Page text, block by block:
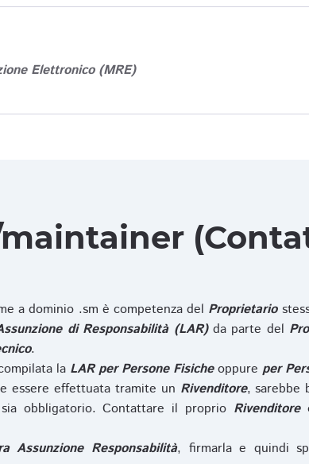
Elettronico (MRE)
a dominio .sm è competenza del Proprietario
di Responsabilità (LAR)da parte del
.
la LAR per Persone Fisicheoppure per
essere effettuata tramite un Rivenditore, sarebbe
obbligatorio. Contattare il proprio Rivenditore
Assunzione Responsabilità, firmarla e quindi